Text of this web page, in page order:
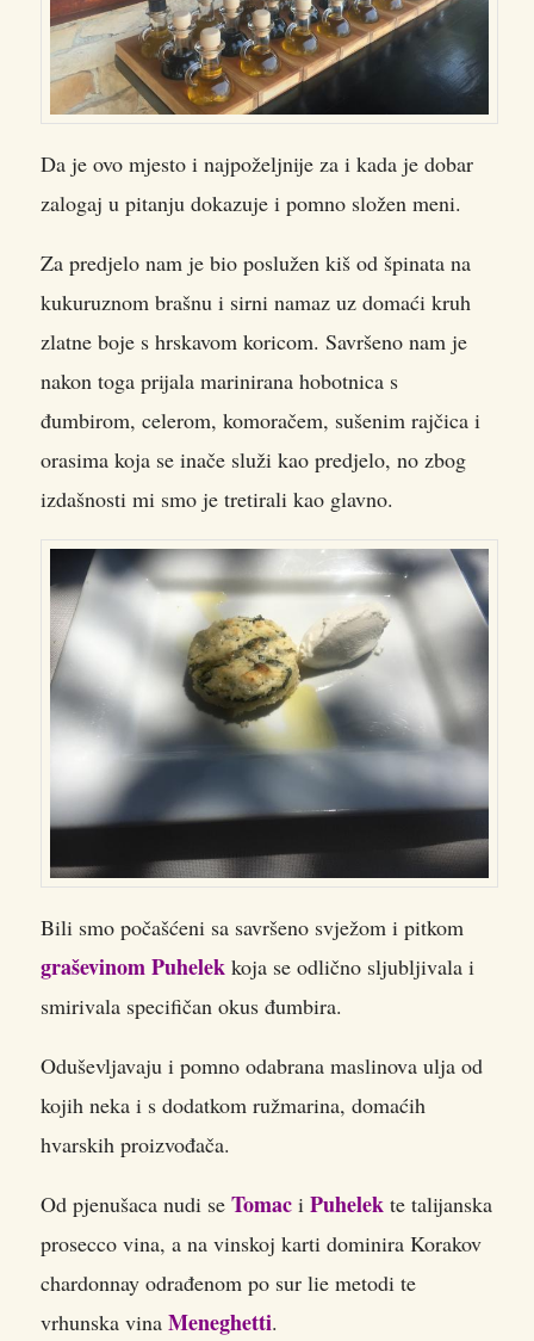
Da je ovo mjesto i najpoželjnije za i kada je dobar
zalogaj u pitanju dokazuje i pomno složen meni.
Za predjelo nam je bio poslužen kiš od špinata na
kukuruznom brašnu i sirni namaz uz domaći kruh
zlatne boje s hrskavom koricom. Savršeno nam je
nakon toga prijala marinirana hobotnica s
đumbirom, celerom, komoračem, sušenim rajčica i
orasima koja se inače služi kao predjelo, no zbog
izdašnosti mi smo je tretirali kao glavno.
Bili smo počašćeni sa savršeno svježom i pitkom
graševinom Puhelek koja se odlično sljubljivala i
smirivala specifičan okus đumbira.
Oduševljavaju i pomno odabrana maslinova ulja od
kojih neka i s dodatkom ružmarina, domaćih
hvarskih proizvođača.
Od pjenušaca nudi se Tomac i Puhelek te talijanska
prosecco vina, a na vinskoj karti dominira Korakov
chardonnay odrađenom po sur lie metodi te
vrhunska vina Meneghetti.